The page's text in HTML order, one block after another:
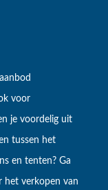
voor
je voordelig uit
tussen het
en tenten? Ga
het verkopen van